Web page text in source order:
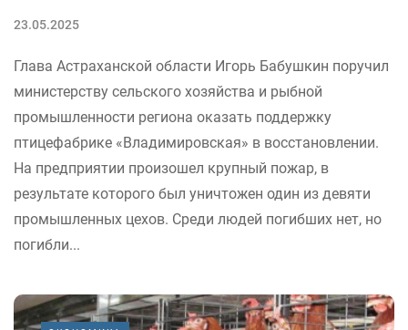
23.05.2025
Глава Астраханской области Игорь Бабушкин поручил
министерству сельского хозяйства и рыбной
промышленности региона оказать поддержку
птицефабрике «Владимировская» в восстановлении.
На предприятии произошел крупный пожар, в
результате которого был уничтожен один из девяти
промышленных цехов. Среди людей погибших нет, но
погибли...